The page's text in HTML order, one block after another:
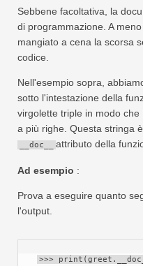
Sebbene facoltativa, la
di programmazione. A
mangiato a cena la scorsa
codice.
Nell'esempio sopra,
sotto l'intestazione della
virgolette triple in modo
a più righe. Questa stringa
__doc__ attributo della
Ad esempio :
Prova a eseguire quanto
l'output.
>>>